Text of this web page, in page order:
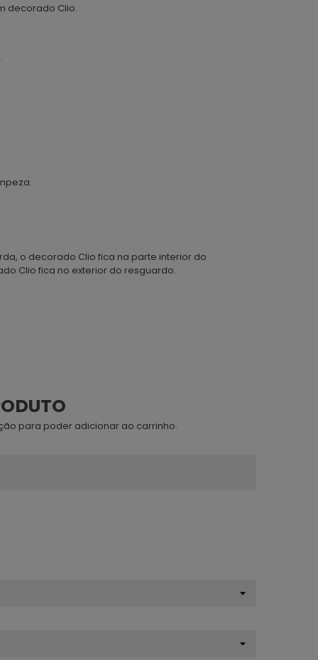
decorado Clio.
.
o decorado Clio fica na parte interior do
Clio fica no exterior do resguardo.
para poder adicionar ao carrinho.